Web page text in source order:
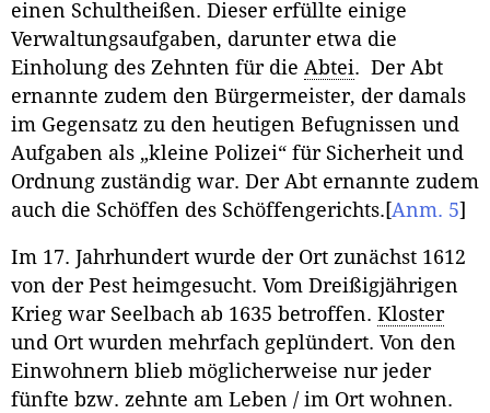
einen Schultheißen. Dieser erfüllte einige
Verwaltungsaufgaben, darunter etwa die
Einholung des Zehnten für die Abtei. Der Abt
ernannte zudem den Bürgermeister, der damals
im Gegensatz zu den heutigen Befugnissen und
Aufgaben als „kleine Polizei“ für Sicherheit und
Ordnung zuständig war. Der Abt ernannte zudem
auch die Schöffen des Schöffengerichts. [Anm. 5]
Im 17. Jahrhundert wurde der Ort zunächst 1612
von der Pest heimgesucht. Vom Dreißigjährigen
Krieg war Seelbach ab 1635 betroffen. Kloster
und Ort wurden mehrfach geplündert. Von den
Einwohnern blieb möglicherweise nur jeder
fünfte bzw. zehnte am Leben / im Ort wohnen.